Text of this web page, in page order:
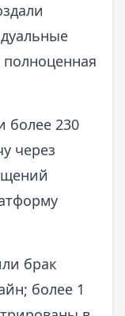
более 230
через
брак
более 1